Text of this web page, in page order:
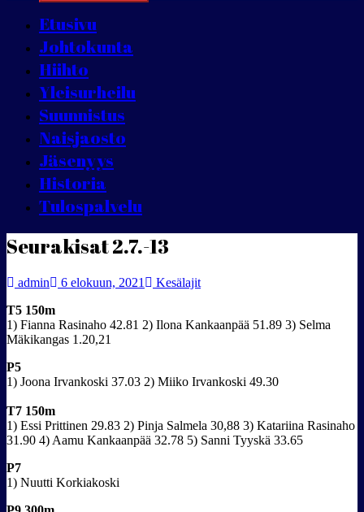
Etusivu
Johtokunta
Hiihto
Yleisurheilu
Suunnistus
Naisjaosto
Jäsenyys
Historia
Tulospalvelu
Seurakisat 2.7.-13
admin 6 elokuun, 2021
Kesälajit
T5 150m
1) Fianna Rasinaho 42.81 2) Ilona Kankaanpää 51.89 3) Selma
Mäkikangas 1.20,21
P5
1) Joona Irvankoski 37.03 2) Miiko Irvankoski 49.30
T7 150m
1) Essi Prittinen 29.83 2) Pinja Salmela 30,88 3) Katariina Rasinaho
31.90 4) Aamu Kankaanpää 32.78 5) Sanni Tyyskä 33.65
P7
1) Nuutti Korkiakoski